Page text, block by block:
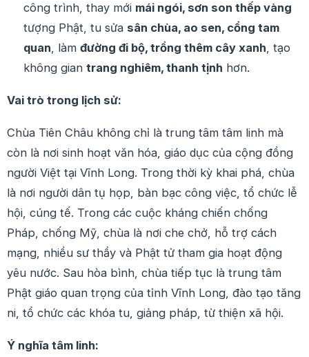
công trình, thay mới mái ngói, sơn son thếp vàng
tượng Phật, tu sửa sân chùa, ao sen, cổng tam
quan, làm đường đi bộ, trồng thêm cây xanh, tạo
không gian trang nghiêm, thanh tịnh hơn.
Vai trò trong lịch sử:
Chùa Tiên Châu không chỉ là trung tâm tâm linh mà
còn là nơi sinh hoạt văn hóa, giáo dục của cộng đồng
người Việt tại Vĩnh Long. Trong thời kỳ khai phá, chùa
là nơi người dân tụ họp, bàn bạc công việc, tổ chức lễ
hội, cúng tế. Trong các cuộc kháng chiến chống
Pháp, chống Mỹ, chùa là nơi che chở, hỗ trợ cách
mạng, nhiều sư thầy và Phật tử tham gia hoạt động
yêu nước. Sau hòa bình, chùa tiếp tục là trung tâm
Phật giáo quan trọng của tỉnh Vĩnh Long, đào tạo tăng
ni, tổ chức các khóa tu, giảng pháp, từ thiện xã hội.
Ý nghĩa tâm linh: